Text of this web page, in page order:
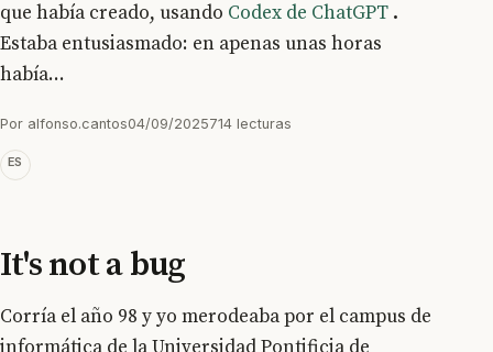
que había creado, usando Codex de ChatGPT .
Estaba entusiasmado: en apenas unas horas
había...
Por alfonso.cantos04/09/2025714 lecturas
ES
It's not a bug
Corría el año 98 y yo merodeaba por el campus de